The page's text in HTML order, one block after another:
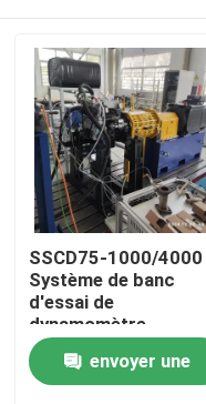
À la maison
Produits
SSCD75-1000/4000
Système de banc
d'essai de
dynamomètre
électrique de
performance du
moteur 75 kW
envoyer une